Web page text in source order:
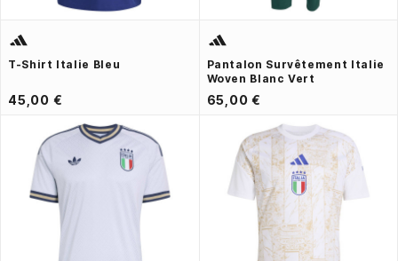
T-Shirt Italie Bleu
45,00 €
Pantalon Survêtement Italie
Woven Blanc Vert
65,00 €